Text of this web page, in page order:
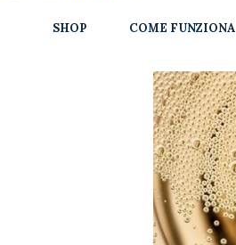
SHOP COME FUNZIONA
Partners